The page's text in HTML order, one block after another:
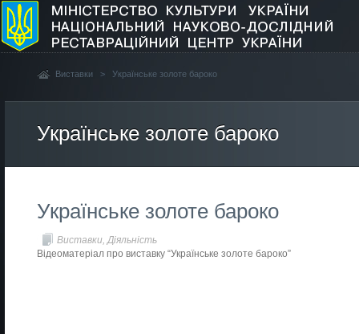
Виставки > Українське золоте бароко
Українське золоте бароко
Українське золоте бароко
Виставки,Діяльність
Відеоматеріал про виставку “Українське золоте бароко”